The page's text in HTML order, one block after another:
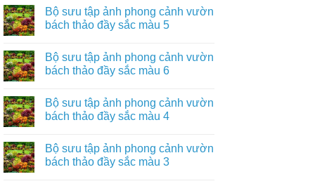
Bộ sưu tập ảnh phong cảnh vườn
bách thảo đầy sắc màu 5
Bộ sưu tập ảnh phong cảnh vườn
bách thảo đầy sắc màu 6
Bộ sưu tập ảnh phong cảnh vườn
bách thảo đầy sắc màu 4
Bộ sưu tập ảnh phong cảnh vườn
bách thảo đầy sắc màu 3